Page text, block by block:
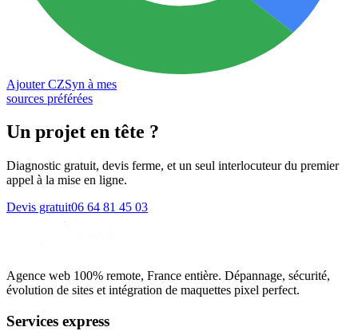
Ajouter CZSyn à mes
sources préférées
Un projet en tête ?
Diagnostic gratuit, devis ferme, et un seul interlocuteur du premier
appel à la mise en ligne.
Devis gratuit06 64 81 45 03
Agence web 100% remote, France entière. Dépannage, sécurité,
évolution de sites et intégration de maquettes pixel perfect.
Services express